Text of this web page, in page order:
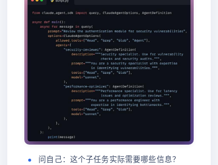
问自己：这个子任务实际需要哪些信息？